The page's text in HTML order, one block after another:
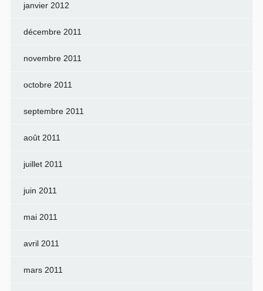
janvier 2012
décembre 2011
novembre 2011
octobre 2011
septembre 2011
août 2011
juillet 2011
juin 2011
mai 2011
avril 2011
mars 2011